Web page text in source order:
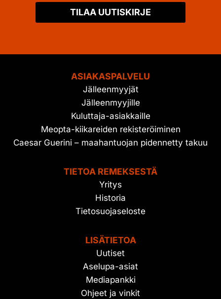
TILAA UUTISKIRJE
ASIAKASPALVELU
Jälleenmyyjät
Jälleenmyyjille
Kuluttaja-asiakkaille
Meopta-kiikareiden rekisteröiminen
Caesar Guerini – maahantuojan pidennetty takuu
TIETOA REMEKSESTÄ
Yritys
Historia
Tietosuojaseloste
LISÄTIETOA
Uutiset
Aselupa-asiat
Mediapankki
Ohjeet ja vinkit